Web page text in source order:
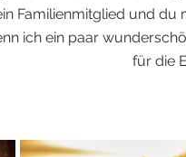
Familienmitglied und
ich ein paar
für die